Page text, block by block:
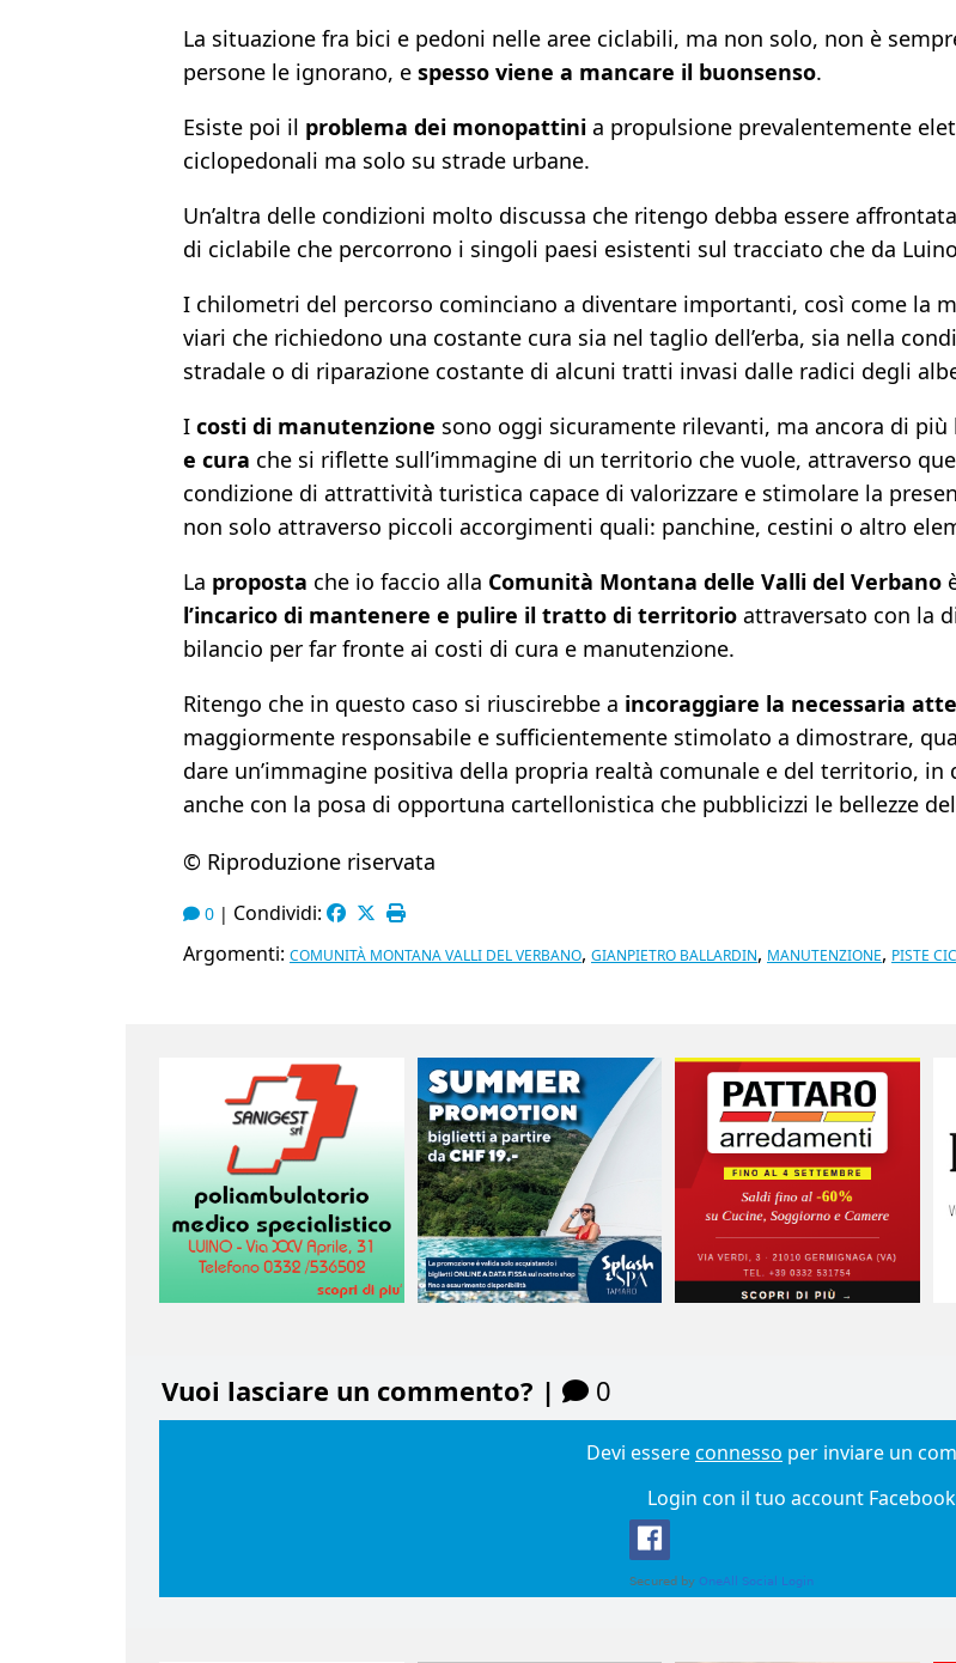
La situazione fra bici e pedoni nelle aree ciclabili, ma non solo, non è
persone le ignorano, e spesso viene a mancare il buonsenso.
Esiste poi il problema dei monopattini a propulsione prevalentemente
ciclopedonali ma solo su strade urbane.
Un’altra delle condizioni molto discussa che ritengo debba essere
di ciclabile che percorrono i singoli paesi esistenti sul tracciato che da
I chilometri del percorso cominciano a diventare importanti, così come la
viari che richiedono una costante cura sia nel taglio dell’erba, sia nella
stradale o di riparazione costante di alcuni tratti invasi dalle radici degli
I costi di manutenzione sono oggi sicuramente rilevanti, ma ancora di più
e cura che si riflette sull’immagine di un territorio che vuole, attraverso
condizione di attrattività turistica capace di valorizzare e stimolare la
non solo attraverso piccoli accorgimenti quali: panchine, cestini o altro
La proposta che io faccio alla Comunità Montana delle Valli del Verbano
l’incarico di mantenere e pulire il tratto di territorio attraversato con la
bilancio per far fronte ai costi di cura e manutenzione.
Ritengo che in questo caso si riuscirebbe a incoraggiare la necessaria
maggiormente responsabile e sufficientemente stimolato a dimostrare,
dare un’immagine positiva della propria realtà comunale e del territorio,
anche con la posa di opportuna cartellonistica che pubblicizzi le bellezze
© Riproduzione riservata
0 | Condividi:
Argomenti: COMUNITÀ MONTANA VALLI DEL VERBANO, GIANPIETRO BALLARDIN, MANUTENZIONE, PISTE
Vuoi lasciare un commento? | 0
Devi essereconnesso per inviare un
Login con il tuo account